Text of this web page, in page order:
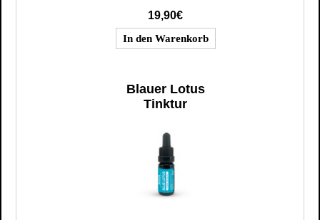
19,90€
Blauer Lotus
Tinktur